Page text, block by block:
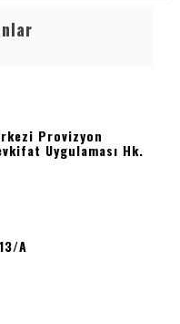
Provizyon
Uygulaması Hk.
a